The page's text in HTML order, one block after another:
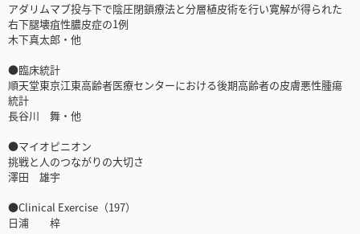
アダリムマブ投与下で陰圧閉鎖療法と分層植皮術を行い寛解が得られた
右下腿壊疽性膿皮症の1例
木下真太郎・他
●臨床統計
順天堂東京江東高齢者医療センターにおける後期高齢者の皮膚悪性腫瘍
統計
長谷川 舞・他
●マイオピニオン
挑戦と人のつながりの大切さ
澤田 雄宇
●Clinical Exercise（197）
日浦 梓